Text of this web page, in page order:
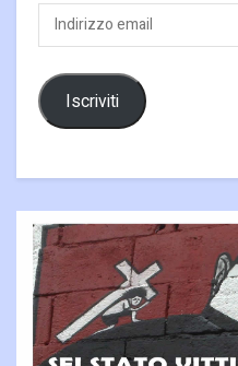
Indirizzo
email
Iscriviti